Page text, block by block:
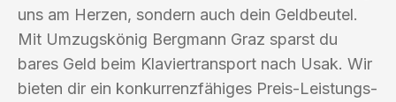
uns am Herzen, sondern auch dein Geldbeutel.
Mit Umzugskönig Bergmann Graz sparst du
bares Geld beim Klaviertransport nach Usak. Wir
bieten dir ein konkurrenzfähiges Preis-Leistungs-